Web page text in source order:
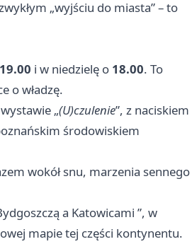
„wyjściu do miasta” – to
19.00 i w niedzielę o 18.00. To
o władzę.
„(U)czulenie”, z naciskiem
środowiskiem
wokół snu, marzenia sennego
a Katowicami ”, w
mapie tej części kontynentu.